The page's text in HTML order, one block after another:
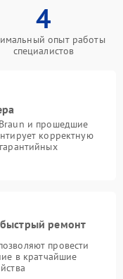
4
опыт работы
специалистов
и прошедшие
корректную
быстрый ремонт
провести
в кратчайшие